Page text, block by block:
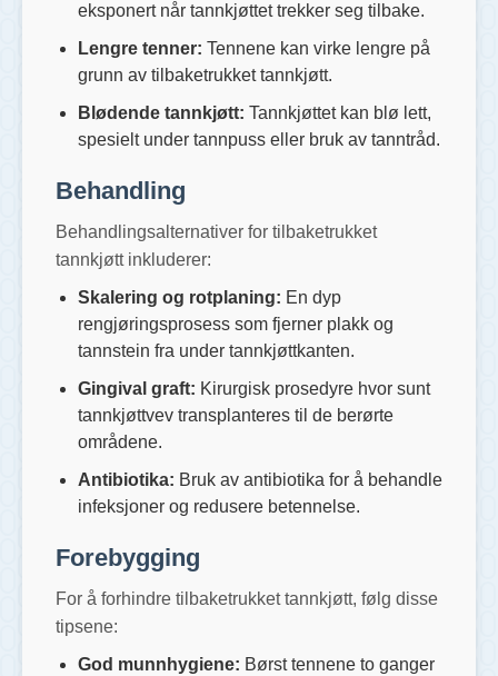
eksponert når tannkjøttet trekker seg tilbake.
Lengre tenner: Tennene kan virke lengre på
grunn av tilbaketrukket tannkjøtt.
Blødende tannkjøtt: Tannkjøttet kan blø lett,
spesielt under tannpuss eller bruk av tanntråd.
Behandling
Behandlingsalternativer for tilbaketrukket
tannkjøtt inkluderer:
Skalering og rotplaning: En dyp
rengjøringsprosess som fjerner plakk og
tannstein fra under tannkjøttkanten.
Gingival graft: Kirurgisk prosedyre hvor sunt
tannkjøttvev transplanteres til de berørte
områdene.
Antibiotika: Bruk av antibiotika for å behandle
infeksjoner og redusere betennelse.
Forebygging
For å forhindre tilbaketrukket tannkjøtt, følg disse
tipsene:
God munnhygiene: Børst tennene to ganger